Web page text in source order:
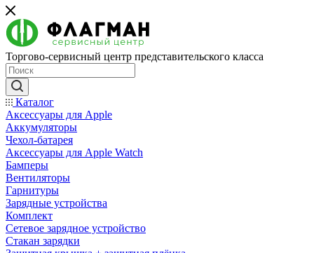
Торгово-сервисный центр представительского класса
Каталог
Аксессуары для Apple
Аккумуляторы
Чехол-батарея
Аксессуары для Apple Watch
Бамперы
Вентиляторы
Гарнитуры
Зарядные устройства
Комплект
Сетевое зарядное устройство
Стакан зарядки